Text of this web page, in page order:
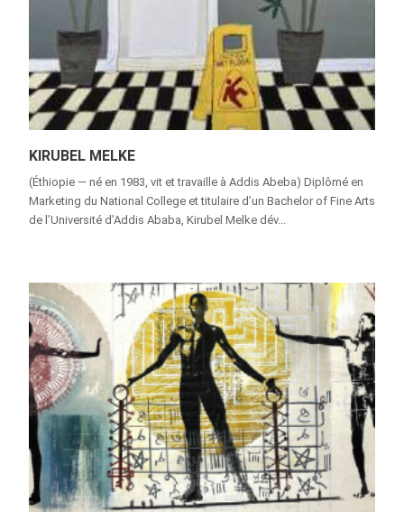
KIRUBEL MELKE
(Éthiopie — né en 1983, vit et travaille à Addis Abeba) Diplômé en
Marketing du National College et titulaire d’un Bachelor of Fine Arts
de l’Université d’Addis Ababa, Kirubel Melke dév...